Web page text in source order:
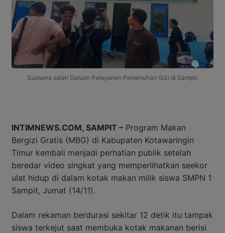
Suasana salah Satuan Pelayanan Pemenuhan Gizi di Sampit.
INTIMNEWS.COM, SAMPIT – Program Makan
Bergizi Gratis (MBG) di Kabupaten Kotawaringin
Timur kembali menjadi perhatian publik setelah
beredar video singkat yang memperlihatkan seekor
ulat hidup di dalam kotak makan milik siswa SMPN 1
Sampit, Jumat (14/11).
Dalam rekaman berdurasi sekitar 12 detik itu tampak
siswa terkejut saat membuka kotak makanan berisi